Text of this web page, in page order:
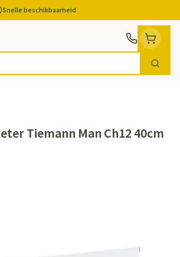
Snelle beschikbaarheid
Zoek
Tiemann Man Ch12 40cm